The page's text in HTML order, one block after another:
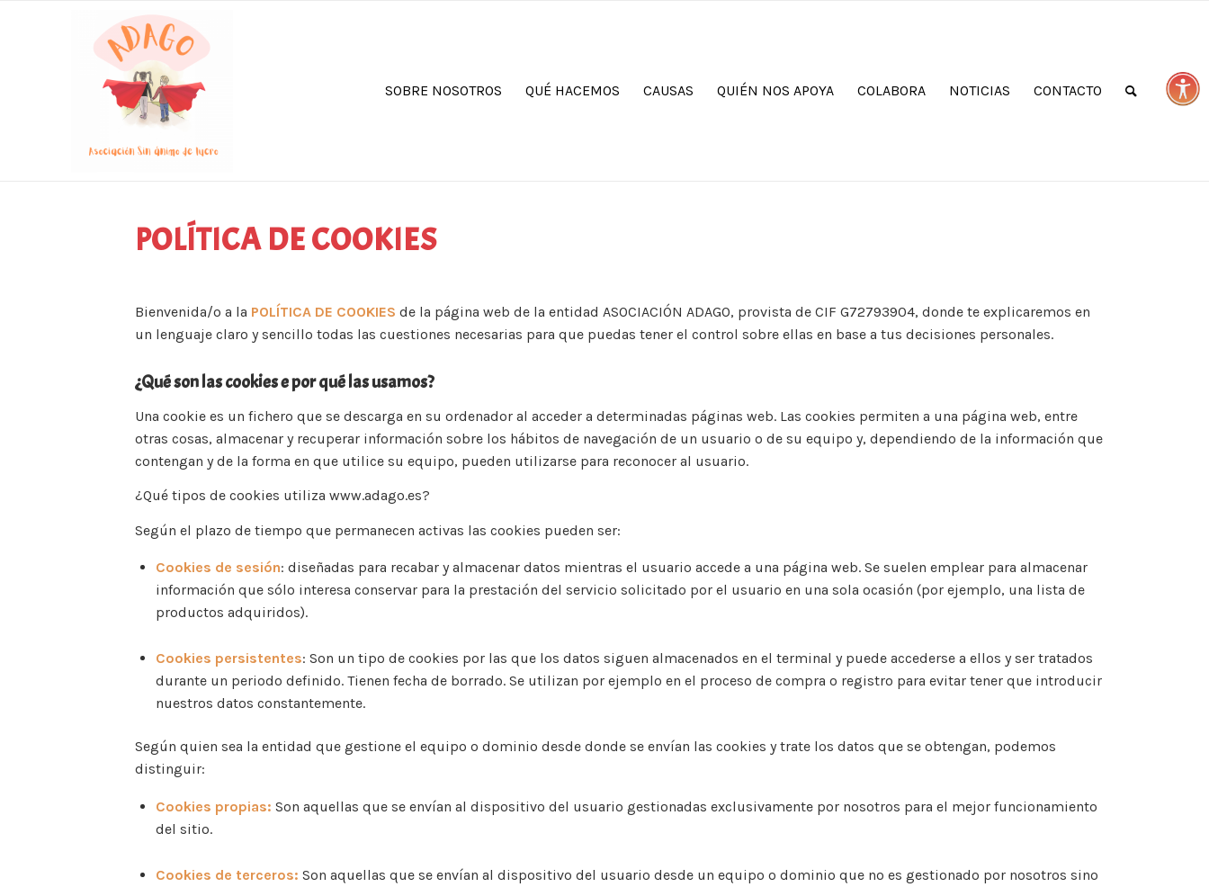
SOBRE NOSOTROS QUÉ HACEMOS CAUSAS QUIÉN NOS APOYA COLABORA NOTICIAS CONTACTO
POLÍTICA DE COOKIES
Bienvenida/o a la POLÍTICA DE COOKIES de la página web de la entidad ASOCIACIÓN ADAGO, provista de CIF G72793904, donde te explicaremos en
un lenguaje claro y sencillo todas las cuestiones necesarias para que puedas tener el control sobre ellas en base a tus decisiones personales.
¿Qué son las cookies e por qué las usamos?
Una cookie es un fichero que se descarga en su ordenador al acceder a determinadas páginas web. Las cookies permiten a una página web, entre
otras cosas, almacenar y recuperar información sobre los hábitos de navegación de un usuario o de su equipo y, dependiendo de la información que
contengan y de la forma en que utilice su equipo, pueden utilizarse para reconocer al usuario.
¿Qué tipos de cookies utiliza www.adago.es?
Según el plazo de tiempo que permanecen activas las cookies pueden ser:
Cookies de sesión: diseñadas para recabar y almacenar datos mientras el usuario accede a una página web. Se suelen emplear para almacenar
información que sólo interesa conservar para la prestación del servicio solicitado por el usuario en una sola ocasión (por ejemplo, una lista de
productos adquiridos).
Cookies persistentes: Son un tipo de cookies por las que los datos siguen almacenados en el terminal y puede accederse a ellos y ser tratados
durante un periodo definido. Tienen fecha de borrado. Se utilizan por ejemplo en el proceso de compra o registro para evitar tener que introducir
nuestros datos constantemente.
Según quien sea la entidad que gestione el equipo o dominio desde donde se envían las cookies y trate los datos que se obtengan, podemos
distinguir:
Cookies propias: Son aquellas que se envían al dispositivo del usuario gestionadas exclusivamente por nosotros para el mejor funcionamiento
del sitio.
Cookies de terceros: Son aquellas que se envían al dispositivo del usuario desde un equipo o dominio que no es gestionado por nosotros sino